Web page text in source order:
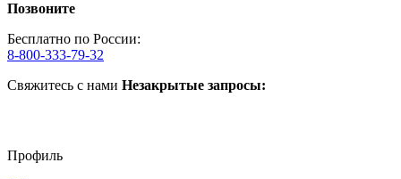
Позвоните
Бесплатно по России:
8-800-333-79-32
Свяжитесь с нами Незакрытые запросы:
Профиль